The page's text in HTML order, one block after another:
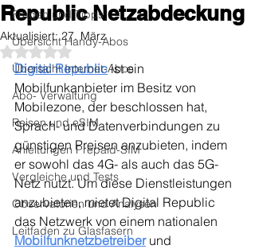
Fragen und Tipps
Übersicht Handy-Abos
Übersicht Internet-Abos
Abo- Verwaltung
Reisen und eSIM
Anleitungen Prepaid-SIM
Vergleiche und Tests
Observatorien und Analysen
Leitfaden zu Glasfasern
Republic Netzabdeckung
Aktualisiert:27. März
Mit NaN von 5 Sternen bewertet.
Digital Republic ist ein
Mobilfunkanbieter im Besitz von
Mobilezone, der beschlossen hat,
Sprach- und Datenverbindungen zu
günstigen Preisen anzubieten, indem
er sowohl das 4G- als auch das 5G-
Netz nutzt. Um diese Dienstleistungen
anzubieten, mietet Digital Republic
das Netzwerk von einem nationalen
Mobilfunknetzbetreiber und